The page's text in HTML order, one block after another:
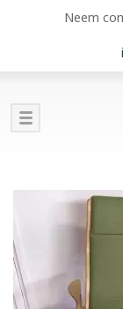
Neem